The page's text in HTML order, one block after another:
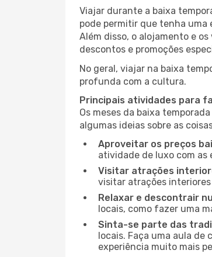
Viajar durante a baixa
pode permitir que tenha uma
Além disso, o alojamento e
descontos e promoções
No geral, viajar na baixa
profunda com a cultura.
Principais atividades para
Os meses da baixa
algumas ideias sobre as
Aproveitar os preços
atividade de luxo com as
Visitar atrações
visitar atrações
Relaxar e descontrair
locais, como fazer uma
Sinta-se parte das
locais. Faça uma aula
experiência muito mais